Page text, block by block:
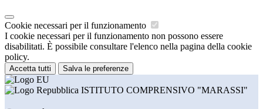
Cookie necessari per il funzionamento
I cookie necessari per il funzionamento non possono essere
disabilitati. È possibile consultare l'elenco nella pagina della cookie
policy.
Accetta tutti Salva le preferenze
ISTITUTO COMPRENSIVO "MARASSI"